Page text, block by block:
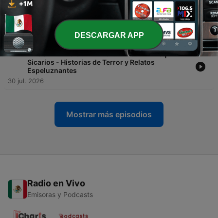
375 - Historias de Terror Reales | Misterios Sin
Resolver - Relatos Paranormales Aterradores
01 ago. 2026
374 - EL CURA HIZO UN PACTO CON EL DIABLO |
Sicarios - Historias de Terror y Relatos
Espeluznantes
30 jul. 2026
Mostrar más episodios
Radio en Vivo
Emisoras y Podcasts
DESCARGAR APP